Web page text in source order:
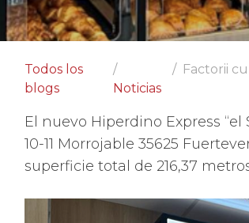
Todos los
blogs
Noticias
Factorii
El nuevo Hiperdino Express “el
10-11 Morrojable 35625
superficie total de 216,37